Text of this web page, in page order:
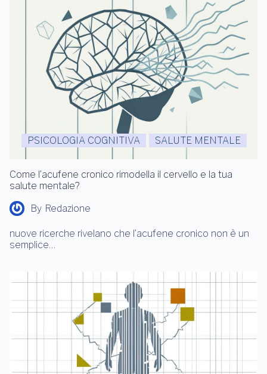
PSICOLOGIA COGNITIVA SALUTE MENTALE
Come l’acufene cronico rimodella il cervello e la tua
salute mentale?
By Redazione
nuove ricerche rivelano che l’acufene cronico non è un
semplice…